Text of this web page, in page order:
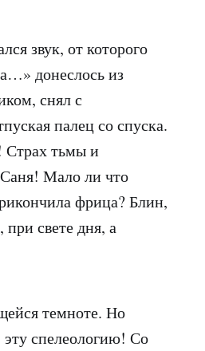
звук, от которого
донеслось из
снял с
палец со спуска.
Страх тьмы и
Саня! Мало ли что
фрица? Блин,
свете дня, а
темноте. Но
спелеологию! Со